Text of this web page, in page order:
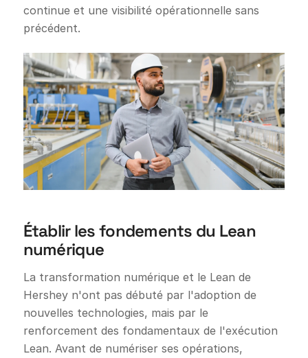
continue et une visibilité opérationnelle sans
précédent.
Établir les fondements du Lean
numérique
La transformation numérique et le Lean de
Hershey n'ont pas débuté par l'adoption de
nouvelles technologies, mais par le
renforcement des fondamentaux de l'exécution
Lean. Avant de numériser ses opérations,